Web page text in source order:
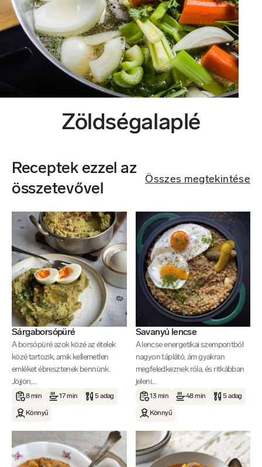
Zöldségalaplé
Receptek ezzel az
összetevővel
Összes megtekintése
Sárgaborsópüré
A borsópüré azok közé az ételek
közé tartozik, amik kellemetlen
emléket ébresztenek bennünk.
Jöjjön,...
8 min 17 min 5 adag
Könnyű
Savanyú lencse
A lencse energetikai szempontból
nagyon táplátó, ám gyakran
megfeledkeznek róla, és ritkábban
jeleni...
13 min 48 min 5 adag
Könnyű